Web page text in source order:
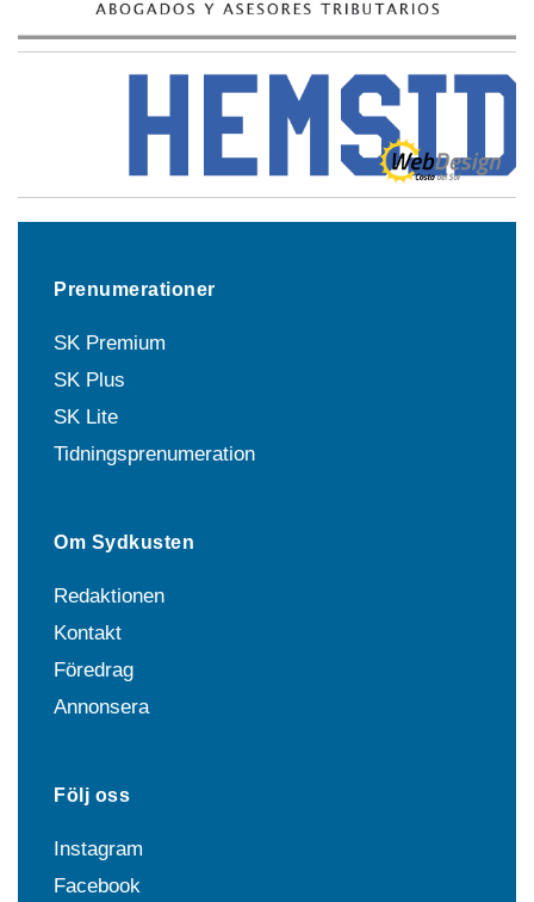
Prenumerationer
SK Premium
SK Plus
SK Lite
Tidningsprenumeration
Om Sydkusten
Redaktionen
Kontakt
Föredrag
Annonsera
Följ oss
Instagram
Facebook